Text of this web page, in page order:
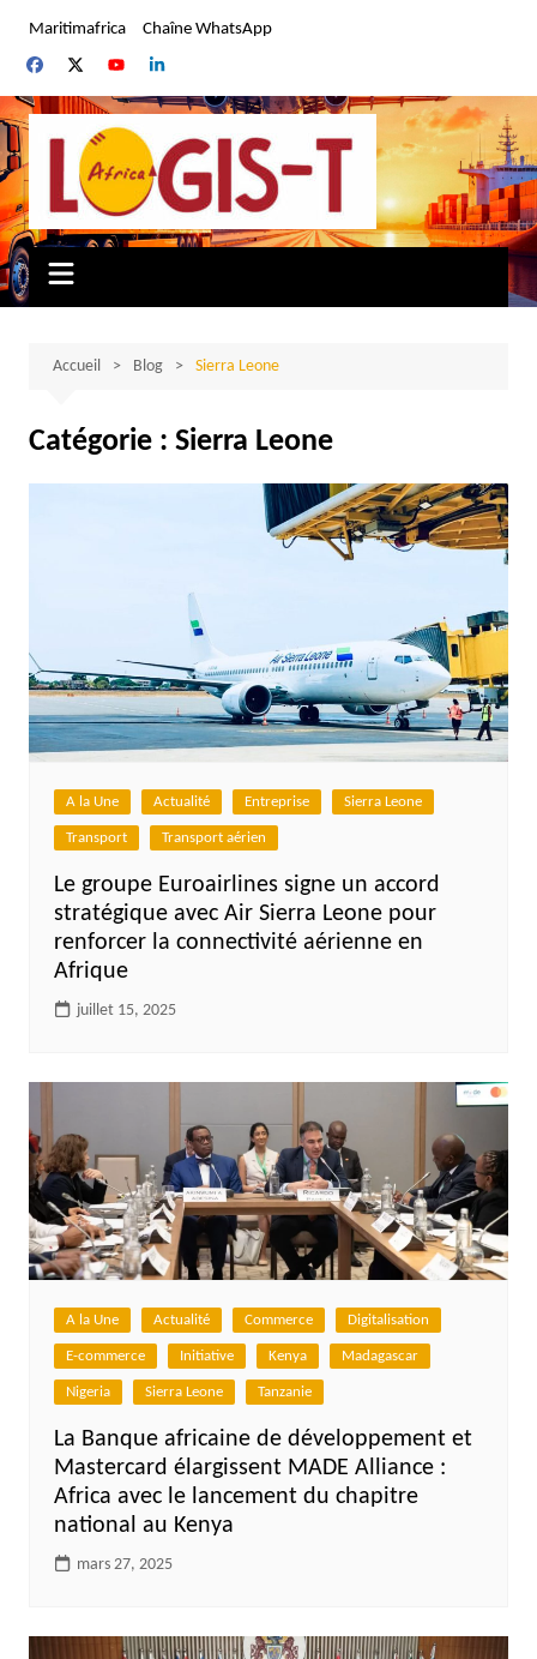
contenu
Maritimafrica Chaîne WhatsApp
Accueil Blog Sierra Leone
Catégorie : Sierra Leone
A la Une Actualité Entreprise Sierra Leone
Transport Transport aérien
Le groupe Euroairlines signe un accord
stratégique avec Air Sierra Leone pour
renforcer la connectivité aérienne en
Afrique
juillet 15, 2025
A la Une Actualité Commerce Digitalisation
E-commerce Initiative Kenya Madagascar
Nigeria Sierra Leone Tanzanie
La Banque africaine de développement et
Mastercard élargissent MADE Alliance :
Africa avec le lancement du chapitre
national au Kenya
mars 27, 2025